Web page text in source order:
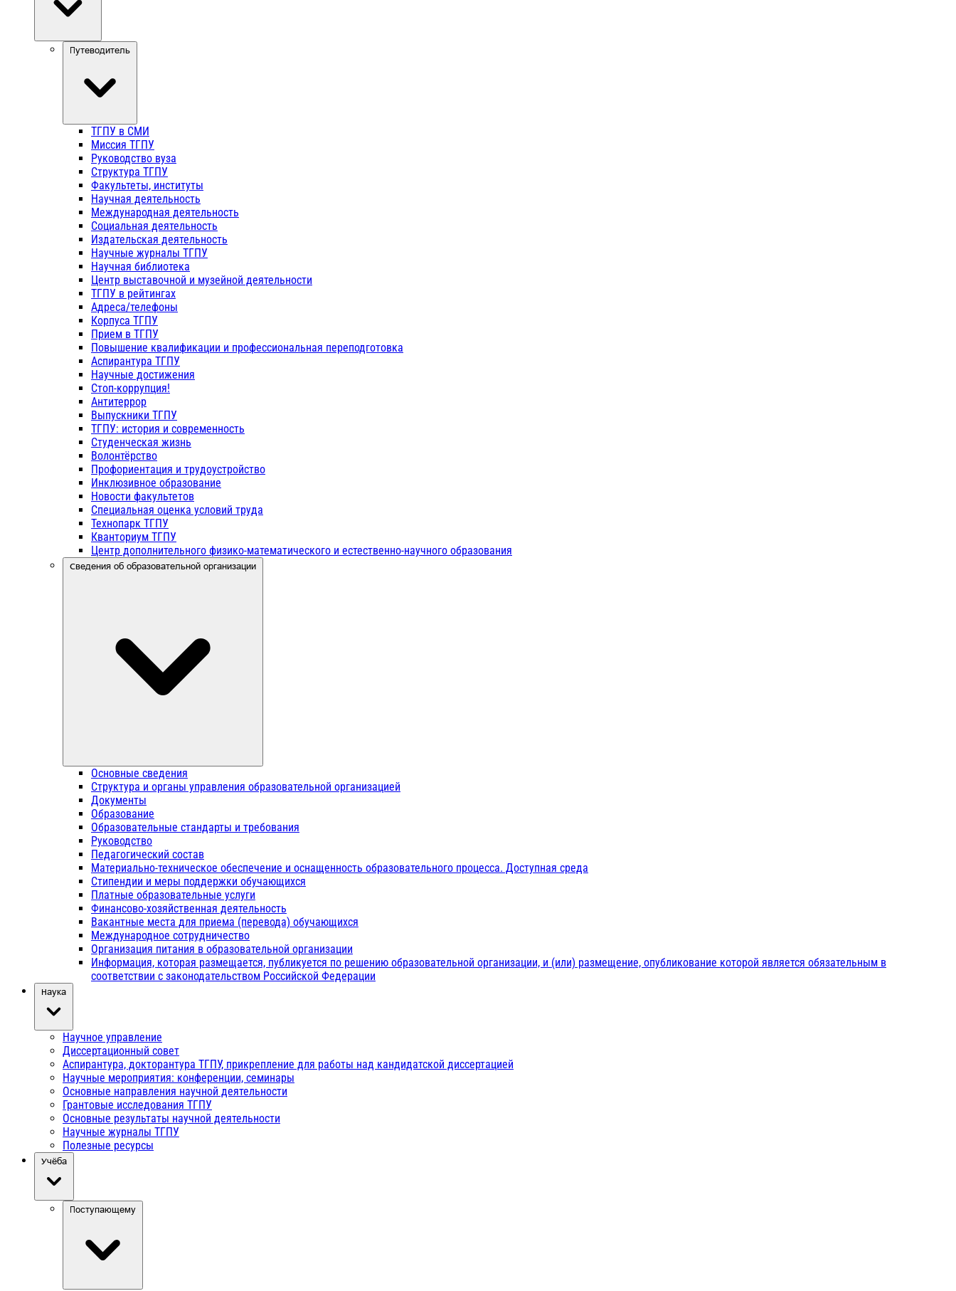
Путеводитель
ТГПУ в СМИ
Миссия ТГПУ
Руководство вуза
Структура ТГПУ
Факультеты, институты
Научная деятельность
Международная деятельность
Социальная деятельность
Издательская деятельность
Научные журналы ТГПУ
Научная библиотека
Центр выставочной и музейной деятельности
ТГПУ в рейтингах
Адреса/телефоны
Корпуса ТГПУ
Прием в ТГПУ
Повышение квалификации и профессиональная переподготовка
Аспирантура ТГПУ
Научные достижения
Стоп-коррупция!
Антитеррор
Выпускники ТГПУ
ТГПУ: история и современность
Студенческая жизнь
Волонтёрство
Профориентация и трудоустройство
Инклюзивное образование
Новости факультетов
Специальная оценка условий труда
Технопарк ТГПУ
Кванториум ТГПУ
Центр дополнительного физико-математического и естественно-научного образования
Сведения об образовательной организации
Основные сведения
Структура и органы управления образовательной организацией
Документы
Образование
Образовательные стандарты и требования
Руководство
Педагогический состав
Материально-техническое обеспечение и оснащенность образовательного процесса. Доступная среда
Стипендии и меры поддержки обучающихся
Платные образовательные услуги
Финансово-хозяйственная деятельность
Вакантные места для приема (перевода) обучающихся
Международное сотрудничество
Организация питания в образовательной организации
Информация, которая размещается, публикуется по решению образовательной организации, и (или) размещение, опубликование которой является обязательным в
соответствии с законодательством Российской Федерации
Наука
Научное управление
Диссертационный совет
Аспирантура, докторантура ТГПУ, прикрепление для работы над кандидатской диссертацией
Научные мероприятия: конференции, семинары
Основные направления научной деятельности
Грантовые исследования ТГПУ
Основные результаты научной деятельности
Научные журналы ТГПУ
Полезные ресурсы
Учёба
Поступающему